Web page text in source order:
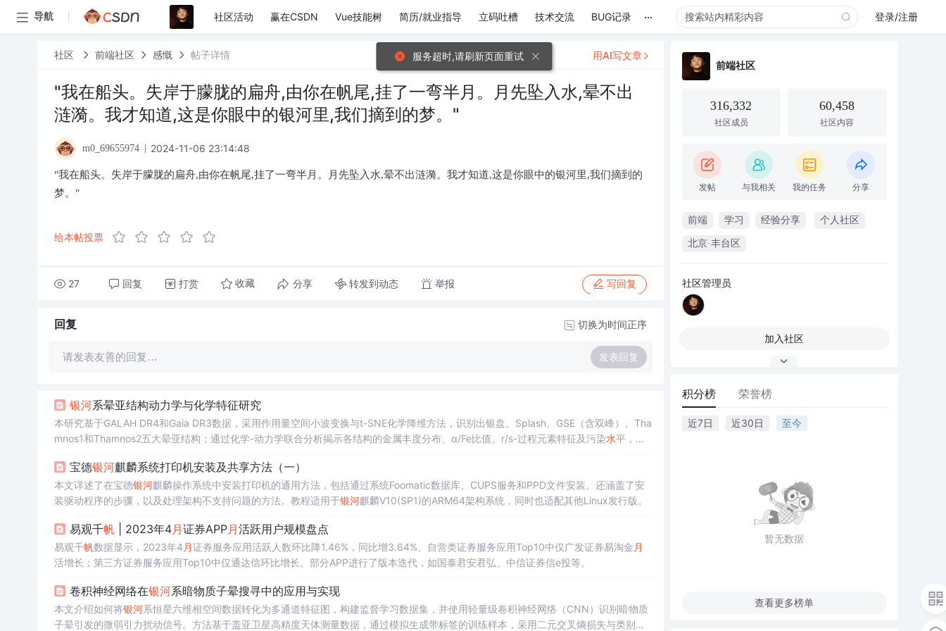
导航 社区活动 赢在CSDN Vue技能树 简历/就业指导 立码吐槽 技术交流 BUG记录 ... 登录/注册
社区 前端社区 感慨 帖子详情
"我在船头。失岸于朦胧的扁舟,由你在帆尾,挂了一弯半月。月先坠入水,晕不出
涟漪。我才知道,这是你眼中的银河里,我们摘到的梦。"
m0_69655974 2024-11-06 23:14:48
"我在船头。失岸于朦胧的扁舟,由你在帆尾,挂了一弯半月。月先坠入水,晕不出涟漪。我才知道,这是你眼中的银河里,我们摘到的
梦。"
给本帖投票
27 回复 打赏 收藏 分享 转发到动态 举报 写回复
用AI写文章
回复 切换为时间正序
请发表友善的回复… 发表回复
银河系晕亚结构动力学与化学特征研究
本研究基于GALAH DR4和Gaia DR3数据，采用作用量空间小波变换与t-SNE化学降维方法，识别出银盘、Splash、GSE（含双峰）、Tha
mnos1和Thamnos2五大晕亚结构；通过化学-动力学联合分析揭示各结构的金属丰度分布、α/Fe比值、r/s-过程元素特征及污染水平，证
宝德银河麒麟系统打印机安装及共享方法（一）
本文详述了在宝德银河麒麟操作系统中安装打印机的通用方法，包括通过系统Foomatic数据库、CUPS服务和PPD文件安装。还涵盖了安
装驱动程序的步骤，以及处理架构不支持问题的方法。教程适用于银河麒麟V10(SP1)的ARM64架构系统，同时也适配其他Linux发行版。
易观千帆| 2023年4月证券APP月活跃用户规模盘点
易观千帆数据显示，2023年4 月证券服务应用活跃人数环比降1.46%，同比增3.64%。自营类证券服务应用Top10中仅广发证券易淘金 月
活增长；第三方证券服务应用Top10中仅通达信环比增长。部分APP进行了版本迭代，如国泰君安君弘、中信证券信e投等。
卷积神经网络在银河系暗物质子晕搜寻中的应用与实现
本文介绍如何将银河系恒星六维相空间数据转化为多通道特征图，构建监督学习数据集，并使用轻量级卷积神经网络（CNN）识别暗物质
子晕引发的微弱引力扰动信号。方法基于盖亚卫星高精度天体测量数据，通过模拟生成带标签的训练样本，采用二元交叉熵损失与类别加
前端社区
316,332
社区成员
60,458
社区内容
发帖 与我相关 我的任务 分享
前端 学习 经验分享 个人社区
北京·丰台区
社区管理员
加入社区
积分榜 荣誉榜
近7日 近30日 至今
暂无数据
查看更多榜单
服务超时,请刷新页面重试